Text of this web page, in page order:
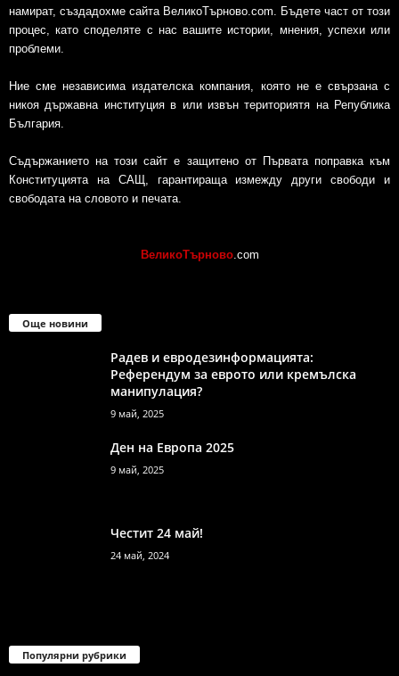
намират, създадохме сайта ВеликоТърново.com. Бъдете част от този
процес, като споделяте с нас вашите истории, мнения, успехи или
проблеми.
Ние сме независима издателска компания, която не е свързана с
никоя държавна институция в или извън териториятя на Република
България.
Съдържанието на този сайт е защитено от Първата поправка към
Конституцията на САЩ, гарантираща измежду други свободи и
свободата на словото и печата.
ВеликоТърново.com
Още новини
Радев и евродезинформацията:
Референдум за еврото или кремълска
манипулация?
9 май, 2025
Ден на Европа 2025
9 май, 2025
Честит 24 май!
24 май, 2024
Популярни рубрики